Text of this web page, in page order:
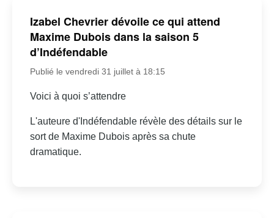
Izabel Chevrier dévoile ce qui attend
Maxime Dubois dans la saison 5
d’Indéfendable
Publié le vendredi 31 juillet à 18:15
Voici à quoi s’attendre
L'auteure d'Indéfendable révèle des détails sur le
sort de Maxime Dubois après sa chute
dramatique.